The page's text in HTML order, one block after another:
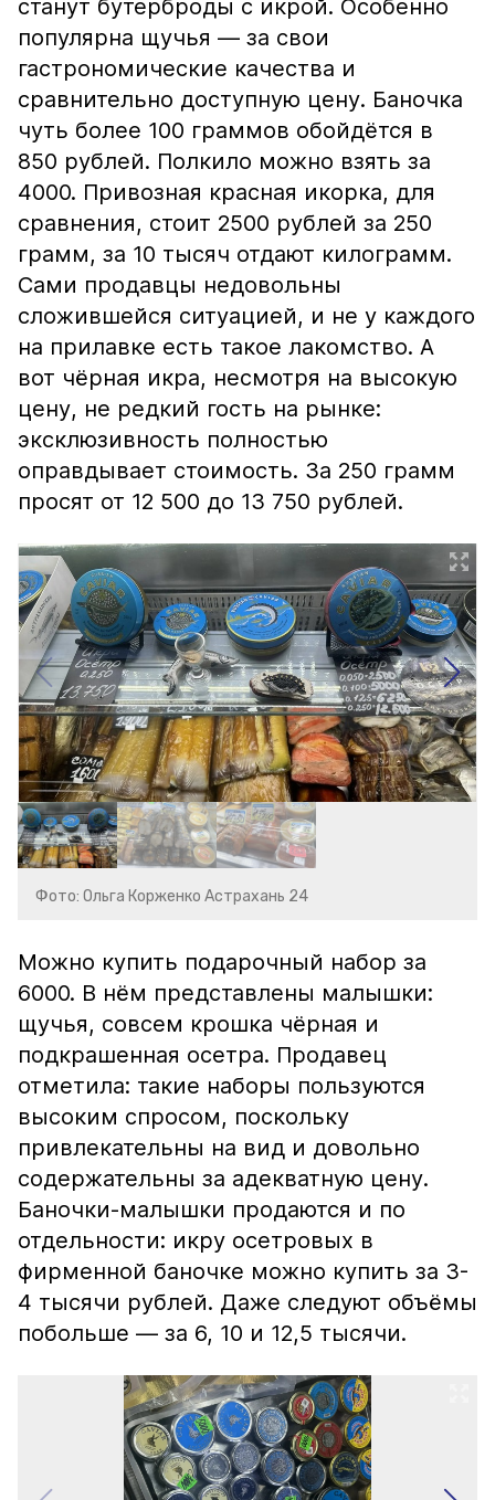
станут бутерброды с икрой. Особенно
популярна щучья — за свои
гастрономические качества и
сравнительно доступную цену. Баночка
чуть более 100 граммов обойдётся в
850 рублей. Полкило можно взять за
4000. Привозная красная икорка, для
сравнения, стоит 2500 рублей за 250
грамм, за 10 тысяч отдают килограмм.
Сами продавцы недовольны
сложившейся ситуацией, и не у каждого
на прилавке есть такое лакомство. А
вот чёрная икра, несмотря на высокую
цену, не редкий гость на рынке:
эксклюзивность полностью
оправдывает стоимость. За 250 грамм
просят от 12 500 до 13 750 рублей.
Фото: Ольга Корженко Астрахань 24
Можно купить подарочный набор за
6000. В нём представлены малышки:
щучья, совсем крошка чёрная и
подкрашенная осетра. Продавец
отметила: такие наборы пользуются
высоким спросом, поскольку
привлекательны на вид и довольно
содержательны за адекватную цену.
Баночки-малышки продаются и по
отдельности: икру осетровых в
фирменной баночке можно купить за 3-
4 тысячи рублей. Даже следуют объёмы
побольше — за 6, 10 и 12,5 тысячи.